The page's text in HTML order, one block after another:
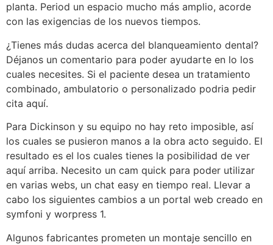
planta. Period un espacio mucho más amplio, acorde
con las exigencias de los nuevos tiempos.
¿Tienes más dudas acerca del blanqueamiento dental?
Déjanos un comentario para poder ayudarte en lo los
cuales necesites. Si el paciente desea un tratamiento
combinado, ambulatorio o personalizado podria pedir
cita aquí.
Para Dickinson y su equipo no hay reto imposible, así
los cuales se pusieron manos a la obra acto seguido. El
resultado es el los cuales tienes la posibilidad de ver
aquí arriba. Necesito un cam quick para poder utilizar
en varias webs, un chat easy en tiempo real. Llevar a
cabo los siguientes cambios a un portal web creado en
symfoni y worpress 1.
Algunos fabricantes prometen un montaje sencillo en